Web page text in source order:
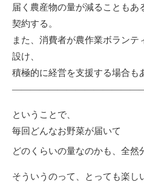
届く農産物の量が減ることもあ
契約する。
また、消費者が農作業ボランテ
設け、
積極的に経営を支援する場合も
ということで、
毎回どんなお野菜が届いて
どのくらいの量なのかも、全然
そういうのって、とっても楽し